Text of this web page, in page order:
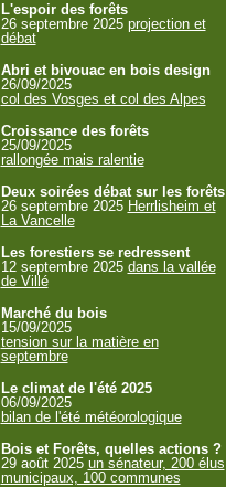
L'espoir des forêts
26 septembre 2025 projection et
débat
Abri et bivouac en bois design
26/09/2025
col des Vosges et col des Alpes
Croissance des forêts
25/09/2025
rallongée mais ralentie
Deux soirées débat sur les forêts
26 septembre 2025 Herrlisheim et
La Vancelle
Les forestiers se redressent
12 septembre 2025 dans la vallée
de Villé
Marché du bois
15/09/2025
tension sur la matière en
septembre
Le climat de l'été 2025
06/09/2025
bilan de l'été météorologique
Bois et Forêts, quelles actions ?
29 août 2025 un sénateur, 200 élus
municipaux, 100 communes